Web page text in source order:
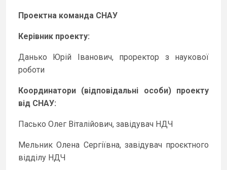
Проектна команда СНАУ
Керівник проекту:
Данько Юрій Іванович, проректор з наукової
роботи
Координатори (відповідальні особи) проекту
від СНАУ:
Пасько Олег Віталійович, завідувач НДЧ
Мельник Олена Сергіївна, завідувач проєктного
відділу НДЧ